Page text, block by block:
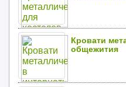
Кровати
общежития